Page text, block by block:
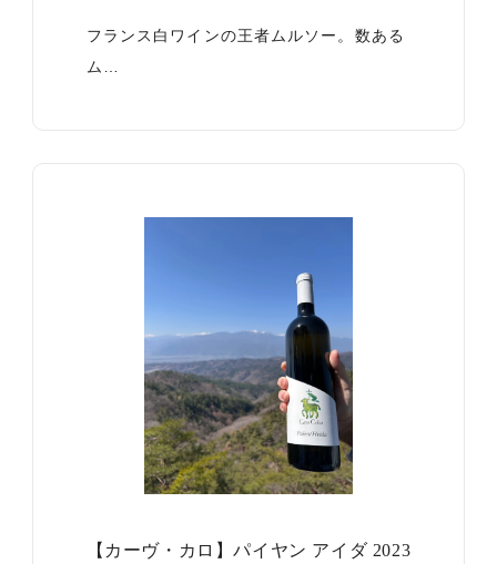
フランス白ワインの王者ムルソー。数ある
ム…
【カーヴ・カロ】パイヤン アイダ 2023